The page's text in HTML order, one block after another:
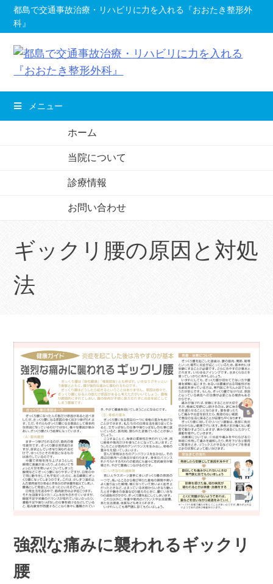
へ
都島で交通事故治療・リハビリに力を入れる『おおたき整形外
科』
メニュー
ホーム
当院について
診療情報
お問い合わせ
ギックリ腰の原因と対処
法
強烈な痛みに襲われるギックリ
腰